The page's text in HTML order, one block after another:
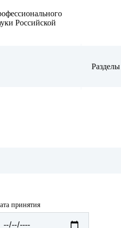
Российской
Разделы
принятия